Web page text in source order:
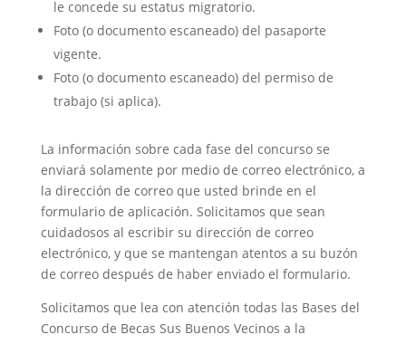
le concede su estatus migratorio.
Foto (o documento escaneado) del pasaporte
vigente.
Foto (o documento escaneado) del permiso de
trabajo (si aplica).
La información sobre cada fase del concurso se
enviará solamente por medio de correo electrónico, a
la dirección de correo que usted brinde en el
formulario de aplicación. Solicitamos que sean
cuidadosos al escribir su dirección de correo
electrónico, y que se mantengan atentos a su buzón
de correo después de haber enviado el formulario.
Solicitamos que lea con atención todas las Bases del
Concurso de Becas Sus Buenos Vecinos a la